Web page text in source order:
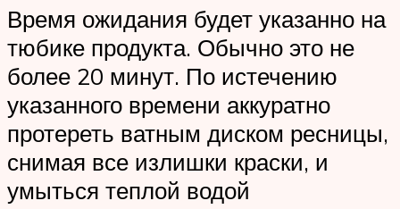
Время ожидания будет указанно на
тюбике продукта. Обычно это не
более 20 минут. По истечению
указанного времени аккуратно
протереть ватным диском ресницы,
снимая все излишки краски, и
умыться теплой водой